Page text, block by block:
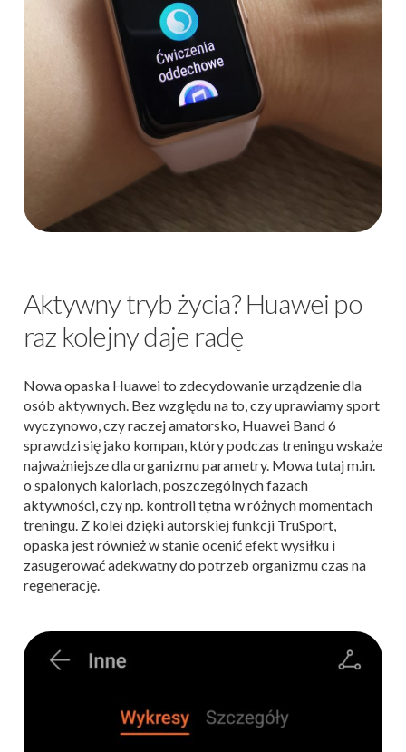
Aktywny tryb życia? Huawei po
raz kolejny daje radę
Nowa opaska Huawei to zdecydowanie urządzenie dla
osób aktywnych. Bez względu na to, czy uprawiamy sport
wyczynowo, czy raczej amatorsko, Huawei Band 6
sprawdzi się jako kompan, który podczas treningu wskaże
najważniejsze dla organizmu parametry. Mowa tutaj m.in.
o spalonych kaloriach, poszczególnych fazach
aktywności, czy np. kontroli tętna w różnych momentach
treningu. Z kolei dzięki autorskiej funkcji TruSport,
opaska jest również w stanie ocenić efekt wysiłku i
zasugerować adekwatny do potrzeb organizmu czas na
regenerację.